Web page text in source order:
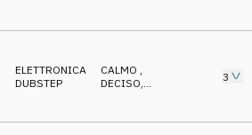
ELETTRONICA
DUBSTEP
CALMO ,
DECISO,
3